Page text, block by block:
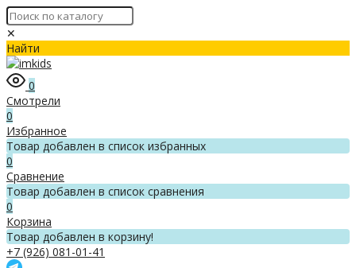
✕
Найти
0
Смотрели
0
Избранное
Товар добавлен в список избранных
0
Сравнение
Товар добавлен в список сравнения
0
Корзина
Товар добавлен в корзину!
+7 (926) 081-01-41